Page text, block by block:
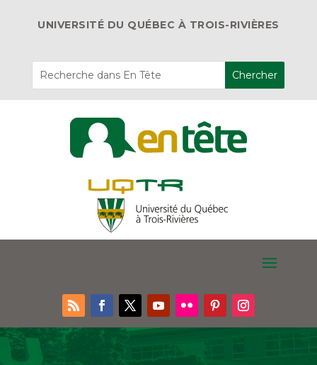
UNIVERSITÉ DU QUÉBEC À TROIS-RIVIÈRES